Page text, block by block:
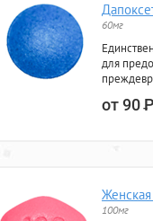
60мг
для
от 90Р
100мг